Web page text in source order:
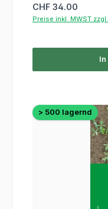
Regulärer Preis:
CHF 34.00
Preise inkl. MWST
In
> 500 lagernd